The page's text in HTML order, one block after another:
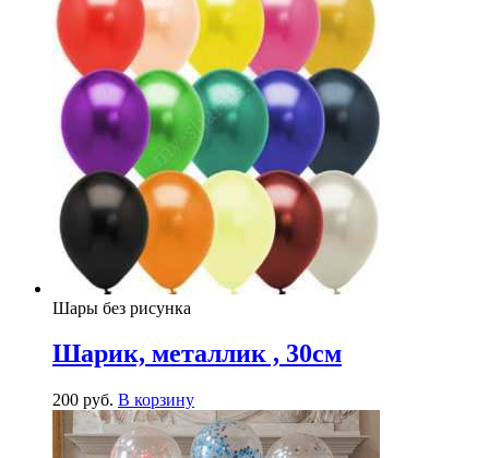
Шары без рисунка
Шарик, металлик , 30см
200 руб. В корзину